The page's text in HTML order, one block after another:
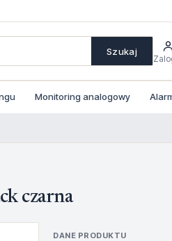
Szukaj
Monitoring analogowy
czarna
DANE PRODUKTU